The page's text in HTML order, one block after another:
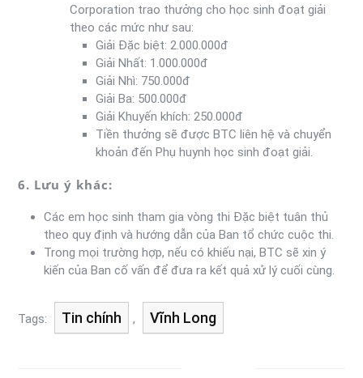
Corporation trao thưởng cho học sinh đoạt giải
theo các mức như sau:
Giải Đặc biệt: 2.000.000đ
Giải Nhất: 1.000.000đ
Giải Nhì: 750.000đ
Giải Ba: 500.000đ
Giải Khuyến khích: 250.000đ
Tiền thưởng sẽ được BTC liên hệ và chuyển
khoản đến Phụ huynh học sinh đoạt giải.
6. Lưu ý khác:
Các em học sinh tham gia vòng thi Đặc biệt tuân thủ
theo quy định và hướng dẫn của Ban tổ chức cuộc thi.
Trong mọi trường hợp, nếu có khiếu nại, BTC sẽ xin ý
kiến của Ban cố vấn để đưa ra kết quả xử lý cuối cùng.
Tags: Tin chính , Vĩnh Long